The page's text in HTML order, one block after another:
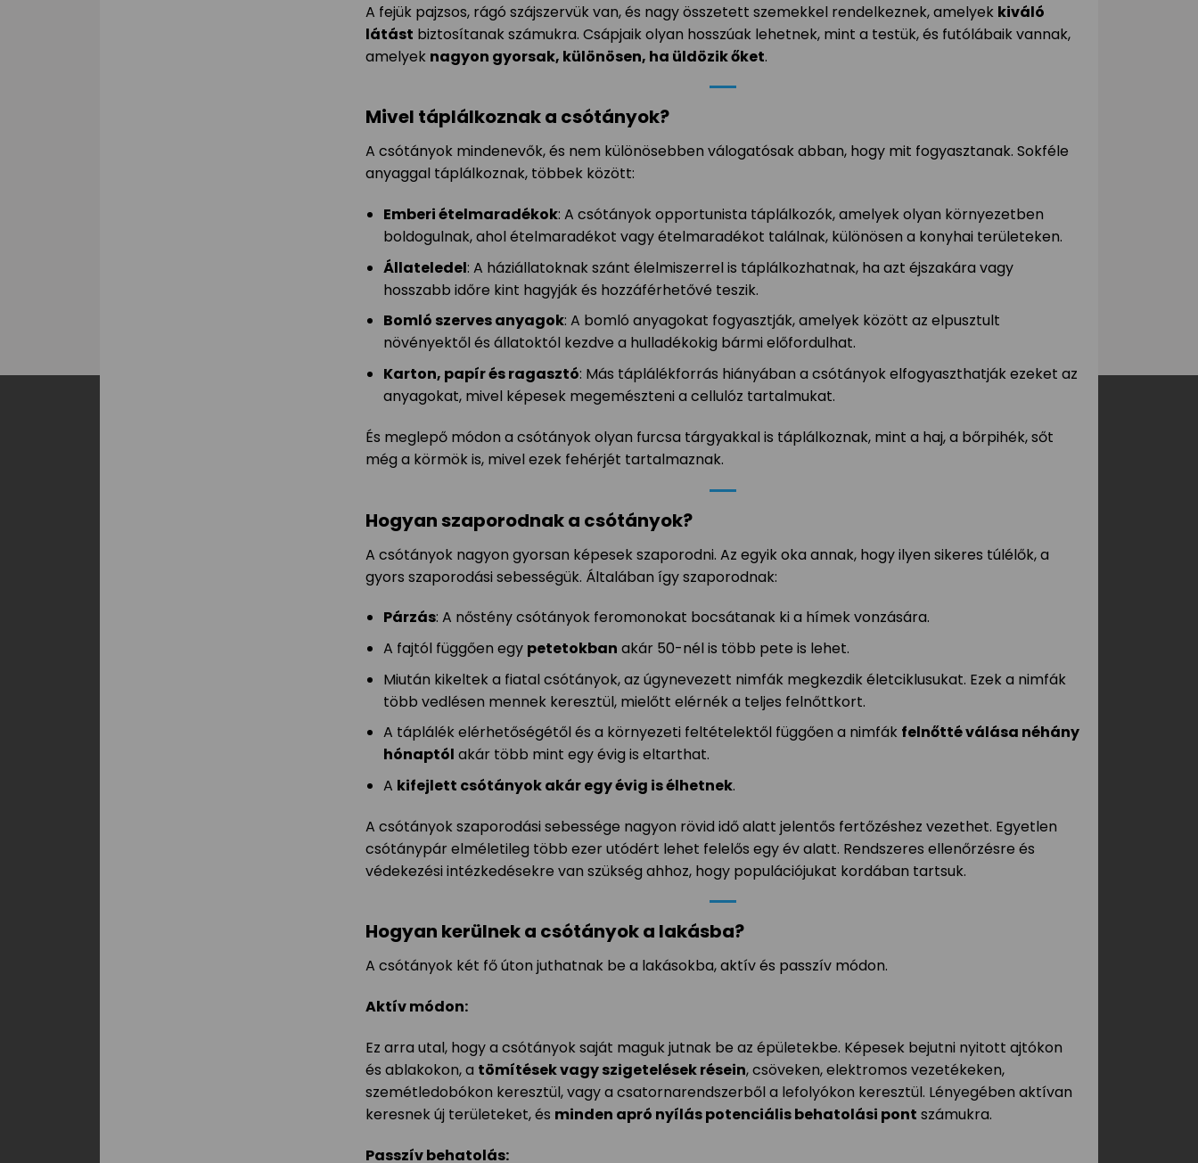
A fejük pajzsos, rágó szájszervük van, és nagy összetett szemekkel rendelkeznek, amelyek kiváló
látást biztosítanak számukra. Csápjaik olyan hosszúak lehetnek, mint a testük, és futólábaik vannak,
amelyek nagyon gyorsak, különösen, ha üldözik őket.
Mivel táplálkoznak a csótányok?
A csótányok mindenevők, és nem különösebben válogatósak abban, hogy mit fogyasztanak. Sokféle
anyaggal táplálkoznak, többek között:
Emberi ételmaradékok: A csótányok opportunista táplálkozók, amelyek olyan környezetben
boldogulnak, ahol ételmaradékot vagy ételmaradékot találnak, különösen a konyhai területeken.
Állateledel: A háziállatoknak szánt élelmiszerrel is táplálkozhatnak, ha azt éjszakára vagy
hosszabb időre kint hagyják és hozzáférhetővé teszik.
Bomló szerves anyagok: A bomló anyagokat fogyasztják, amelyek között az elpusztult
növényektől és állatoktól kezdve a hulladékokig bármi előfordulhat.
Karton, papír és ragasztó: Más táplálékforrás hiányában a csótányok elfogyaszthatják ezeket az
anyagokat, mivel képesek megemészteni a cellulóz tartalmukat.
És meglepő módon a csótányok olyan furcsa tárgyakkal is táplálkoznak, mint a haj, a bőrpihék, sőt
még a körmök is, mivel ezek fehérjét tartalmaznak.
Hogyan szaporodnak a csótányok?
A csótányok nagyon gyorsan képesek szaporodni. Az egyik oka annak, hogy ilyen sikeres túlélők, a
gyors szaporodási sebességük. Általában így szaporodnak:
Párzás: A nőstény csótányok feromonokat bocsátanak ki a hímek vonzására.
A fajtól függően egy petetokban akár 50-nél is több pete is lehet.
Miután kikeltek a fiatal csótányok, az úgynevezett nimfák megkezdik életciklusukat. Ezek a nimfák
több vedlésen mennek keresztül, mielőtt elérnék a teljes felnőttkort.
A táplálék elérhetőségétől és a környezeti feltételektől függően a nimfák felnőtté válása néhány
hónaptól akár több mint egy évig is eltarthat.
A kifejlett csótányok akár egy évig is élhetnek.
A csótányok szaporodási sebessége nagyon rövid idő alatt jelentős fertőzéshez vezethet. Egyetlen
csótánypár elméletileg több ezer utódért lehet felelős egy év alatt. Rendszeres ellenőrzésre és
védekezési intézkedésekre van szükség ahhoz, hogy populációjukat kordában tartsuk.
Hogyan kerülnek a csótányok a lakásba?
A csótányok két fő úton juthatnak be a lakásokba, aktív és passzív módon.
Aktív módon:
Ez arra utal, hogy a csótányok saját maguk jutnak be az épületekbe. Képesek bejutni nyitott ajtókon
és ablakokon, a tömítések vagy szigetelések résein, csöveken, elektromos vezetékeken,
szemétledobókon keresztül, vagy a csatornarendszerből a lefolyókon keresztül. Lényegében aktívan
keresnek új területeket, és minden apró nyílás potenciális behatolási pont számukra.
Passzív behatolás: